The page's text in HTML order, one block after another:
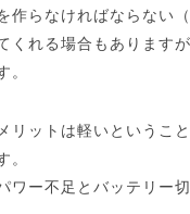
作らなければならない
くれる場合もありますが
。
リットは軽いというこ
。
ワー不足とバッテリー